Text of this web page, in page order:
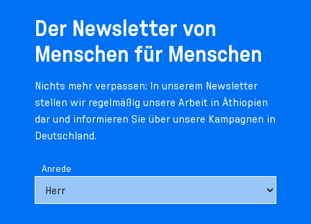
Der Newsletter von
Menschen für Menschen
Nichts mehr verpassen: In unserem Newsletter
stellen wir regelmäßig unsere Arbeit in Äthiopien
dar und informieren Sie über unsere Kampagnen in
Deutschland.
Anrede